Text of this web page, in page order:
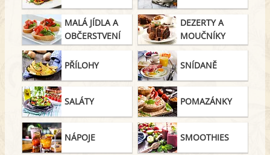
MALÁ JÍDLA A
OBČERSTVENÍ
DEZERTY A
MOUČNÍKY
PŘÍLOHY SNÍDANĚ
SALÁTY POMAZÁNKY
NÁPOJE SMOOTHIES